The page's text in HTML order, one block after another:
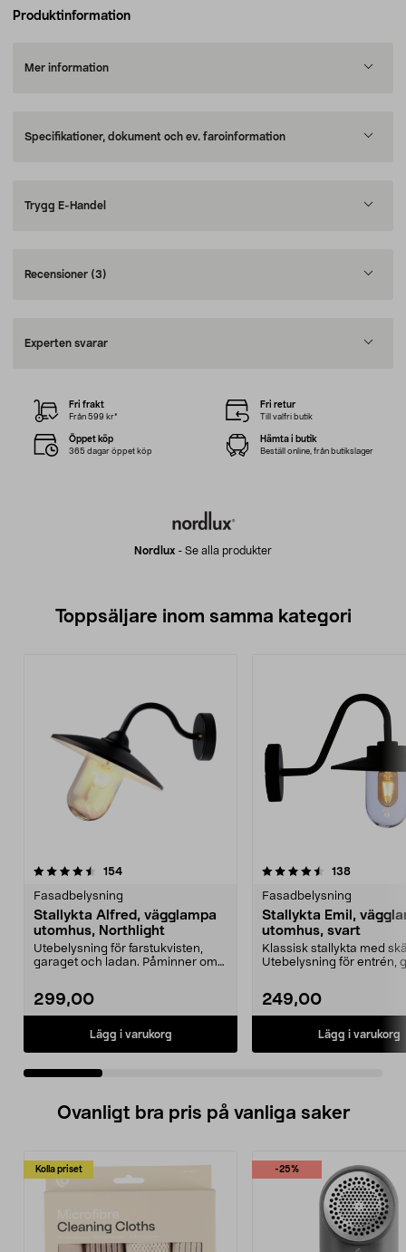
Produktinformation
Mer information
Specifikationer, dokument och ev. faroinformation
Trygg E-Handel
Recensioner (3)
Experten svarar
Nordlux - Se alla produkter
Fri frakt
Från 599 kr*
Fri retur
Till valfri butik
Öppet köp
365 dagar öppet köp
Hämta i butik
Beställ online, från butikslager
Toppsäljare inom samma kategori
154recensioner
Fasadbelysning
Stallykta Alfred, vägglampa
utomhus, Northlight
Utebelysning för farstukvisten,
garaget och ladan. Påminner om
299,00
Lägg i varukorg
4.5 av 5 stjärnor 138
Fasadbelysning
Stallykta Emil,
utomhus, svart
Klassisk stallykta med
Utebelysning för entrén,
249,00
Lägg i varukorg
4.5 av 5 stjärnor
Ovanligt bra pris på vanliga saker
Kolla priset -25%